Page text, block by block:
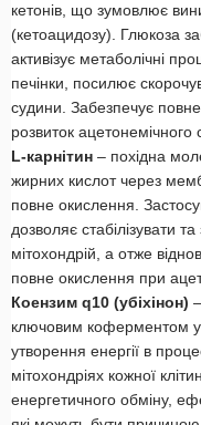
кетонів, що зумовлює
(кетоацидозу). Глюкоза
активізує метаболічні
печінки, посилює
судини. Забезпечує повне
розвиток ацетонемічного
L-карнітин – похідна
жирних кислот через
повне окислення.
дозволяє стабілізувати
мітохондрій, а отже
повне окислення при
Коензим q10 (убіхінон)
ключовим коферментом у
утворення енергії в
мітохондріях кожної
енергетичного обміну,